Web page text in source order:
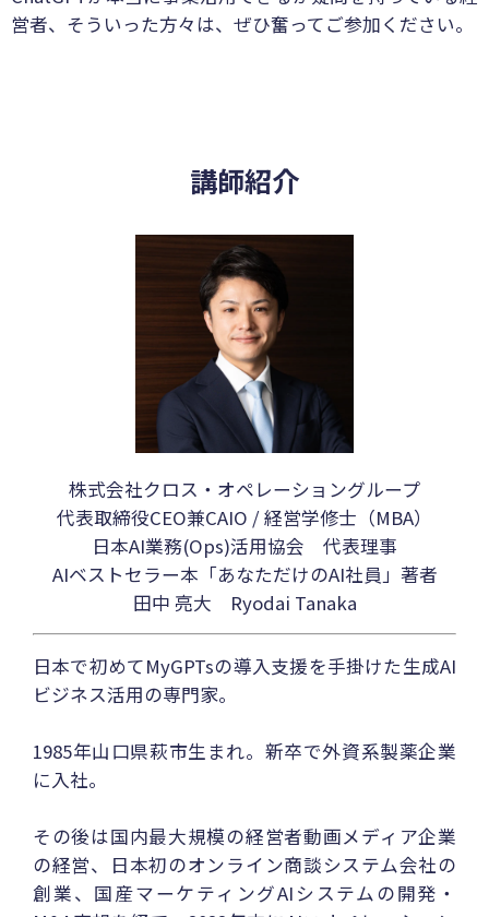
営者、そういった方々は、ぜひ奮ってご参加ください。
講師紹介
株式会社クロス・オペレーショングループ
代表取締役CEO兼CAIO / 経営学修士（MBA）
日本AI業務(Ops)活用協会 代表理事
AIベストセラー本「あなただけのAI社員」著者
田中 亮大 Ryodai Tanaka
日本で初めてMyGPTsの導入支援を手掛けた生成AI
ビジネス活用の専門家。
1985年山口県萩市生まれ。新卒で外資系製薬企業
に入社。
その後は国内最大規模の経営者動画メディア企業
の経営、日本初のオンライン商談システム会社の
創業、国産マーケティングAIシステムの開発・